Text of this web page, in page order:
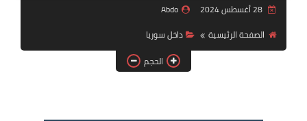
فرص عمل في العراق
فرص عمل في اليمن
28 أغسطس 2024
Abdo
الصفحة الرئيسية
داخل سوريا
الحجم